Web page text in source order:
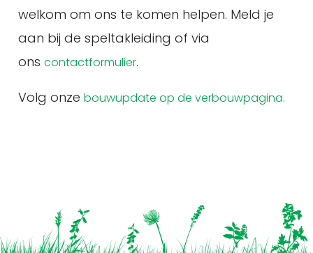
welkom om ons te komen helpen. Meld je
aan bij de speltakleiding of via
ons contactformulier.
Volg onze bouwupdate op de verbouwpagina.